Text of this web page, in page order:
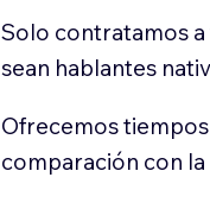
Solo contratamos
sean hablantes
Ofrecemos
comparación con